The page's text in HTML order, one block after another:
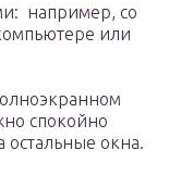
например, со
или
спокойно
остальные окна.